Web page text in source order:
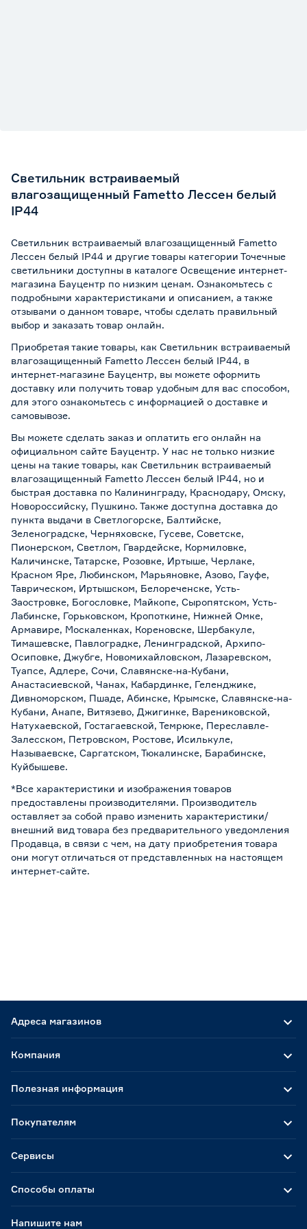
Светильник встраиваемый
влагозащищенный Fametto Лессен белый
IP44
Светильник встраиваемый влагозащищенный Fametto
Лессен белый IP44 и другие товары категории Точечные
светильники доступны в каталоге Освещение интернет-
магазина Бауцентр по низким ценам. Ознакомьтесь с
подробными характеристиками и описанием, а также
отзывами о данном товаре, чтобы сделать правильный
выбор и заказать товар онлайн.
Приобретая такие товары, как Светильник встраиваемый
влагозащищенный Fametto Лессен белый IP44, в
интернет-магазине Бауцентр, вы можете оформить
доставку или получить товар удобным для вас способом,
для этого ознакомьтесь с информацией о доставке и
самовывозе.
Вы можете сделать заказ и оплатить его онлайн на
официальном сайте Бауцентр. У нас не только низкие
цены на такие товары, как Светильник встраиваемый
влагозащищенный Fametto Лессен белый IP44, но и
быстрая доставка по Калининграду, Краснодару, Омску,
Новороссийску, Пушкино. Также доступна доставка до
пункта выдачи в Светлогорске, Балтийске,
Зеленоградске, Черняховске, Гусеве, Советске,
Пионерском, Светлом, Гвардейске, Кормиловке,
Каличинске, Татарске, Розовке, Иртыше, Черлаке,
Красном Яре, Любинском, Марьяновке, Азово, Гауфе,
Таврическом, Иртышском, Белореченске, Усть-
Заостровке, Богословке, Майкопе, Сыропятском, Усть-
Лабинске, Горьковском, Кропоткине, Нижней Омке,
Армавире, Москаленках, Кореновске, Шербакуле,
Тимашевске, Павлоградке, Ленинградской, Архипо-
Осиповке, Джубге, Новомихайловском, Лазаревском,
Туапсе, Адлере, Сочи, Славянске-на-Кубани,
Анастасиевской, Чанах, Кабардинке, Геленджике,
Дивноморском, Пшаде, Абинске, Крымске, Славянске-на-
Кубани, Анапе, Витязево, Джигинке, Варениковской,
Натухаевской, Гостагаевской, Темрюке, Переславле-
Залесском, Петровском, Ростове, Исилькуле,
Называевске, Саргатском, Тюкалинске, Барабинске,
Куйбышеве.
*Все характеристики и изображения товаров
предоставлены производителями. Производитель
оставляет за собой право изменить характеристики/
внешний вид товара без предварительного уведомления
Продавца, в связи с чем, на дату приобретения товара
они могут отличаться от представленных на настоящем
интернет-сайте.
Адреса магазинов
Способы оплаты
Компания
Полезная информация
Покупателям
Сервисы
Напишите нам